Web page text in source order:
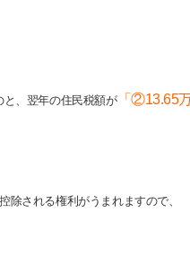
と、翌年の住民税額が「②13.65
される権利がうまれますので、